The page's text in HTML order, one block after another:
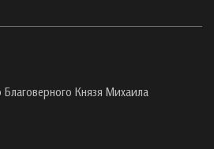
Князя Михаила